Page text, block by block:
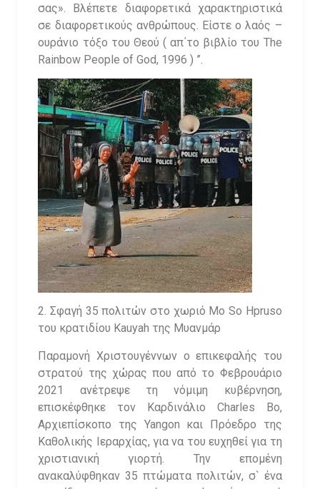
σας». Βλέπετε διαφορετικά χαρακτηριστικά
σε διαφορετικούς ανθρώπους. Είστε ο λαός –
ουράνιο τόξο του Θεού ( απ΄το βιβλίο του The
Rainbow People of God, 1996 ) ”.
2. Σφαγή 35 πολιτών στο χωριό Mo So Hpruso
του κρατιδίου Kauyah της Μυανμάρ
Παραμονή Χριστουγέννων ο επικεφαλής του
στρατού της χώρας που από το Φεβρουάριο
2021 ανέτρεψε τη νόμιμη κυβέρνηση,
επισκέφθηκε τον Καρδινάλιο Charles Bo,
Αρχιεπίσκοπο της Yangon και Πρόεδρο της
Καθολικής Ιεραρχίας, για να του ευχηθεί για τη
χριστιανική γιορτή. Την επομένη
ανακαλύφθηκαν 35 πτώματα πολιτών, σ` ένα